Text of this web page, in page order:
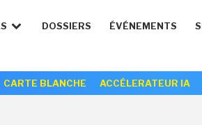
DOSSIERS ÉVÉNEMENTS
CARTE BLANCHE ACCÉLERATEUR IA